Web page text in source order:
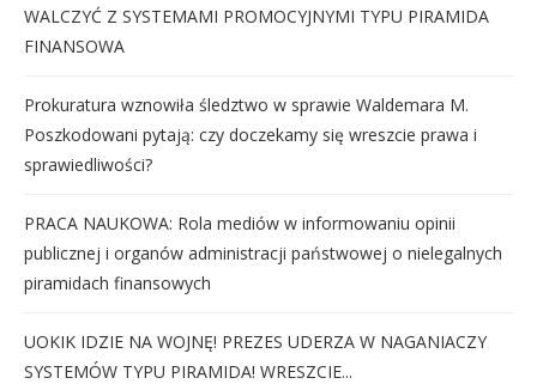
WALCZYĆ Z SYSTEMAMI PROMOCYJNYMI TYPU PIRAMIDA
FINANSOWA
Prokuratura wznowiła śledztwo w sprawie Waldemara M.
Poszkodowani pytają: czy doczekamy się wreszcie prawa i
sprawiedliwości?
PRACA NAUKOWA: Rola mediów w informowaniu opinii
publicznej i organów administracji państwowej o nielegalnych
piramidach finansowych
UOKIK IDZIE NA WOJNĘ! PREZES UDERZA W NAGANIACZY
SYSTEMÓW TYPU PIRAMIDA! WRESZCIE...